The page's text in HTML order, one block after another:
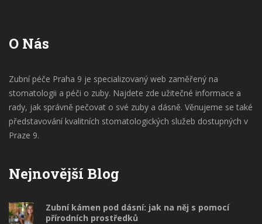
O Nás
Zubní péče Praha 9 je specializovaný web zaměřený na
stomatologii a péči o zuby. Najdete zde užitečné informace a
rady, jak správně pečovat o své zuby a dásně. Věnujeme se také
představování kvalitních stomatologických služeb dostupných v
Praze 9.
Nejnovější Blog
Zubní kámen pod dásní: jak na něj s pomocí
přírodních prostředků